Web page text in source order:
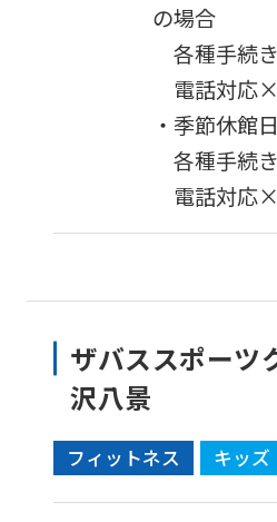
の場合
各種手続
電話対応×
・季節休館
各種手続
電話対応×
ザバススポーツ
沢八景
フィットネス キッズ